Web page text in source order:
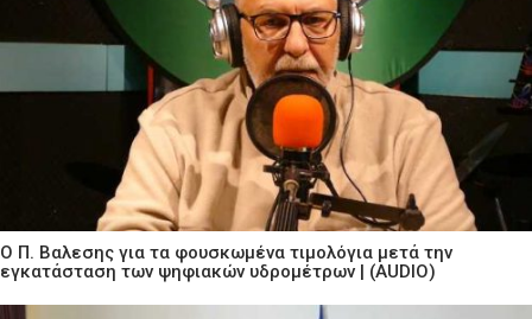
Ο Π. Βαλεσης για τα φουσκωμένα τιμολόγια μετά την
εγκατάσταση των ψηφιακών υδρομέτρων | (AUDIO)